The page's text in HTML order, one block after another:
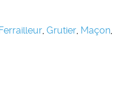
, Grutier, Maçon,